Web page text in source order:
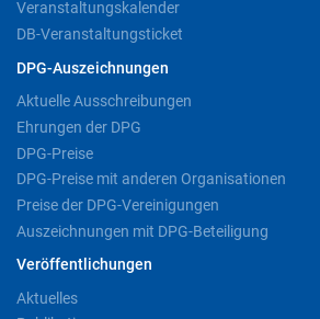
Veranstaltungskalender
DB-Veranstaltungsticket
DPG-Auszeichnungen
Aktuelle Ausschreibungen
Ehrungen der DPG
DPG-Preise
DPG-Preise mit anderen Organisationen
Preise der DPG-Vereinigungen
Auszeichnungen mit DPG-Beteiligung
Veröffentlichungen
Aktuelles